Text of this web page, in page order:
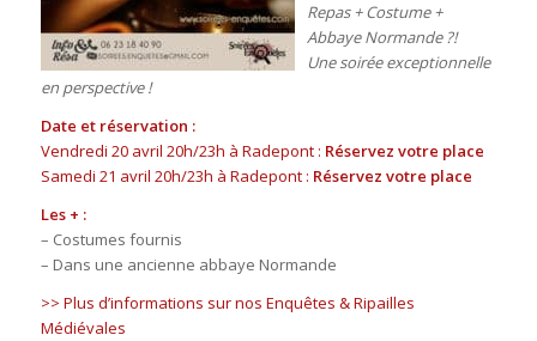
Repas + Costume +
Abbaye Normande ?!
Une soirée exceptionnelle
en perspective !
Date et réservation :
Vendredi 20 avril 20h/23h à Radepont : Réservez votre place
Samedi 21 avril 20h/23h à Radepont : Réservez votre place
Les + :
– Costumes fournis
– Dans une ancienne abbaye Normande
>> Plus d’informations sur nos Enquêtes & Ripailles
Médiévales